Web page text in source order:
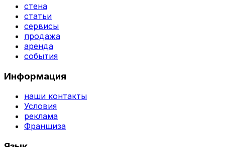
стена
статьи
сервисы
продажа
аренда
события
Информация
наши контакты
Условия
реклама
Франшиза